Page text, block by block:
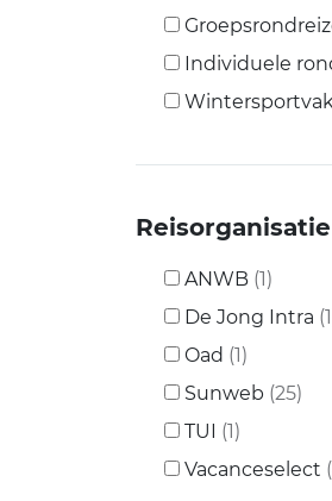
Individuele
Reisorganisatie
ANWB (1)
De Jong Intra
Oad (1)
Sunweb (25)
TUI (1)
Vacanceselect